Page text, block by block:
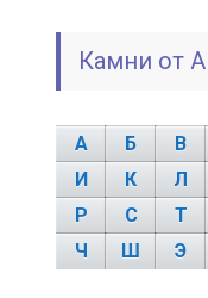
Камни от
А Б В
И
К Л
Р
С Т
Ч
Ш Э